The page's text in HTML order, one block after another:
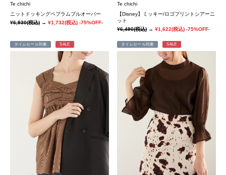
Te chichi
ニットドッキングペプラムプルオーバー
¥6,930(税込) → ¥1,732(税込) -75%OFF-
Te chichi
【Disney】ミッキー/ロゴプリントシアーニ
ット
¥6,490(税込)→¥1,622(税込) -75%OFF-
タイムセール対象 SALE タイムセール対象 SALE